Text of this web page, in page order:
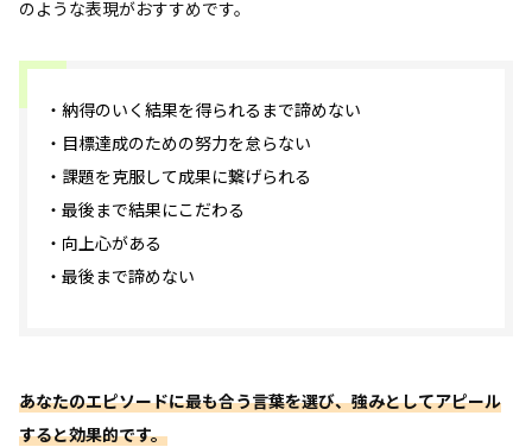
のような表現がおすすめです。
・納得のいく結果を得られるまで諦めない
・目標達成のための努力を怠らない
・課題を克服して成果に繋げられる
・最後まで結果にこだわる
・向上心がある
・最後まで諦めない
あなたのエピソードに最も合う言葉を選び、強みとしてアピール
すると効果的です。